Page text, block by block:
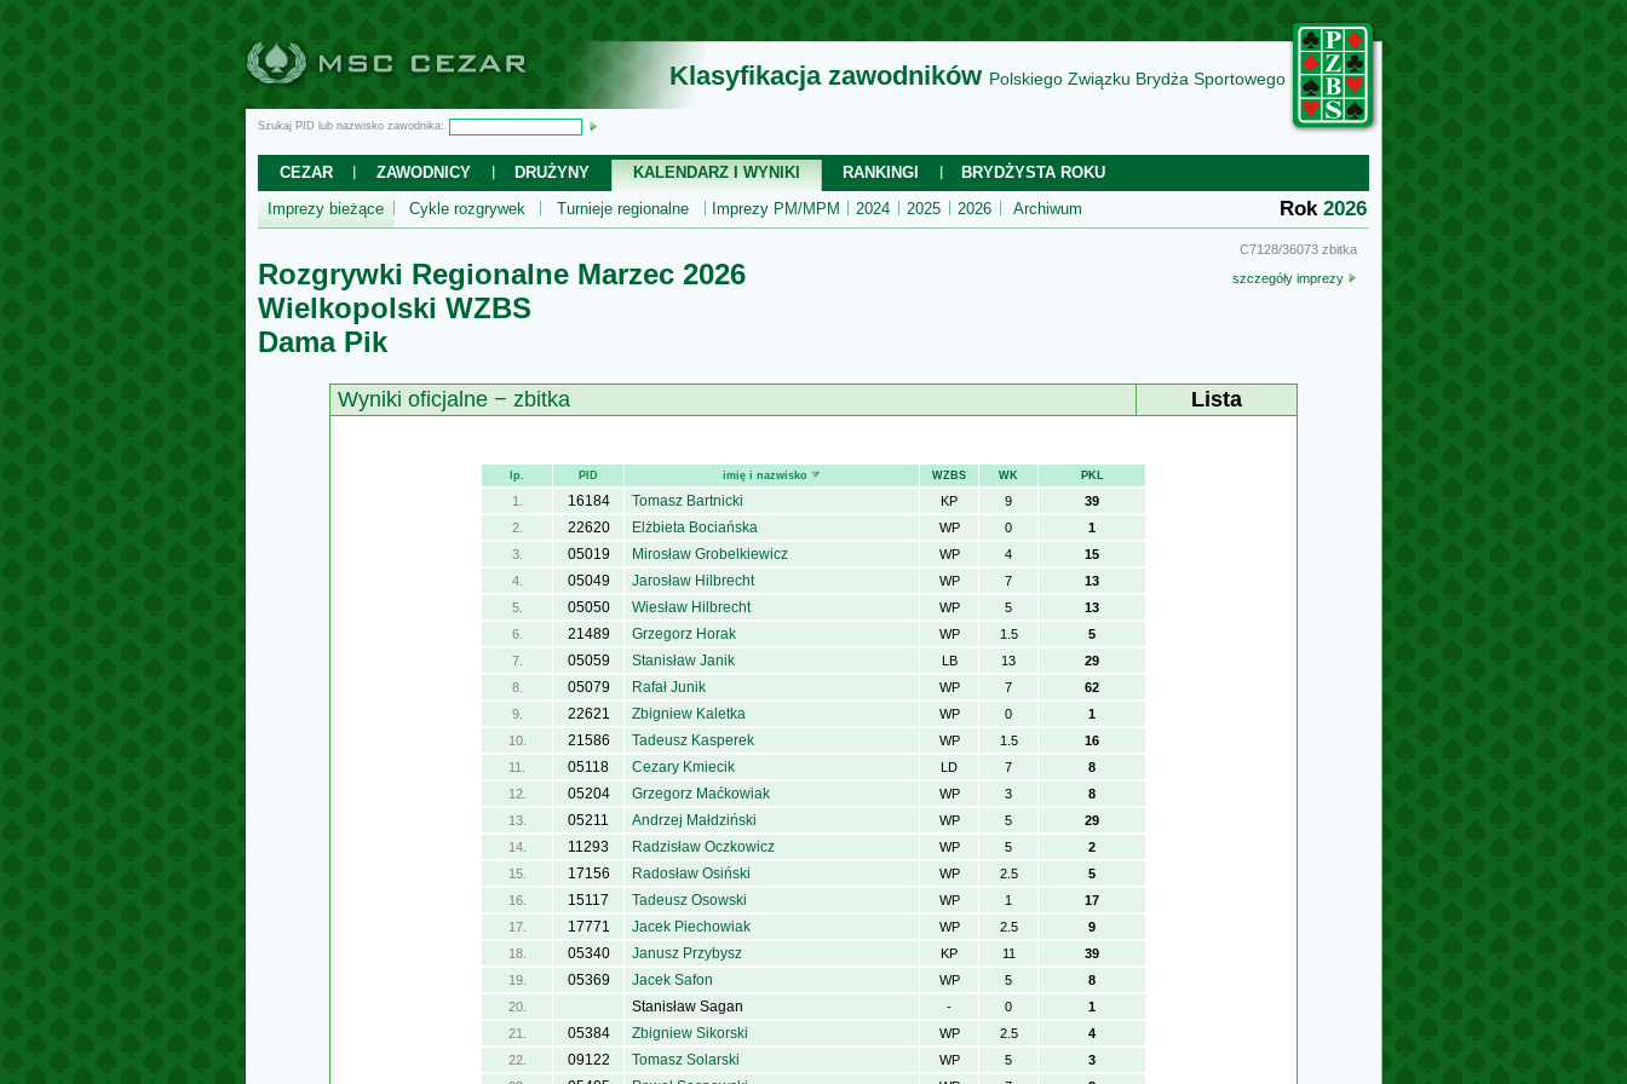
Klasyfikacja zawodników Polskiego Związku Brydża Sportowego
Szukaj PID lub nazwisko zawodnika:
CEZAR ZAWODNICY DRUŻYNY KALENDARZ I WYNIKI RANKINGI
BRYDŻYSTA ROKU
Imprezy bieżące
Cykle rozgrywek Turnieje regionalne Imprezy PM/MPM 2024 2025 2026 Archiwum Rok 2026
C7128/36073 zbitka
szczegóły imprezy
Rozgrywki Regionalne Marzec 2026
Wielkopolski WZBS
Dama Pik
Wyniki oficjalne − zbitka Lista
lp. PID imię i nazwisko WZBS WK PKL
1. 16184 Tomasz Bartnicki KP 9
39
2.
22620 Elżbieta Bociańska WP 0
1
3.
05019 Mirosław Grobelkiewicz WP 4
15
4.
05049 Jarosław Hilbrecht WP 7
13
5.
05050 Wiesław Hilbrecht WP 5
13
6.
21489 Grzegorz Horak WP 1.5
5
7.
05059 Stanisław Janik LB 13
29
8.
05079 Rafał Junik WP 7
62
9.
22621 Zbigniew Kaletka WP 0
1
10.
21586 Tadeusz Kasperek WP 1.5
16
11.
05118 Cezary Kmiecik LD 7
8
12.
05204 Grzegorz Maćkowiak WP 3
8
13.
05211 Andrzej Małdziński WP 5
29
14.
11293 Radzisław Oczkowicz WP 5
2
15.
17156 Radosław Osiński WP 2.5
5
16.
15117 Tadeusz Osowski WP 1
17
17.
17771 Jacek Piechowiak WP 2.5
9
18.
05340 Janusz Przybysz KP 11
39
19.
05369 Jacek Safon WP 5
8
20.
Stanisław Sagan - 0
1
21.
05384 Zbigniew Sikorski WP 2.5
4
22.
09122 Tomasz Solarski WP 5
3